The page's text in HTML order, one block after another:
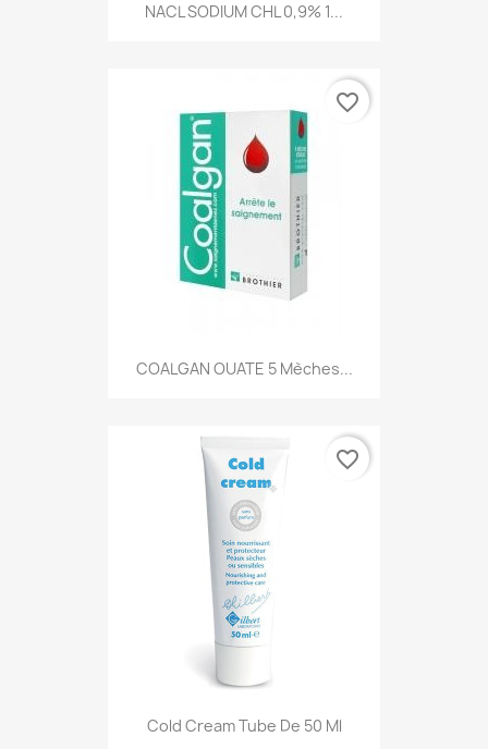
NACL SODIUM CHL 0,9% 1...
COALGAN OUATE 5 Mèches...
favorite_border
Cold Cream Tube De 50 Ml
favorite_border